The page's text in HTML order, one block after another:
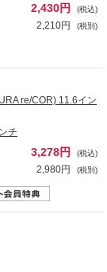
2,430円 (税込)
2,210円 (税別)
re/COR) 11.6イン
チ
3,278円 (税込)
2,980円 (税別)